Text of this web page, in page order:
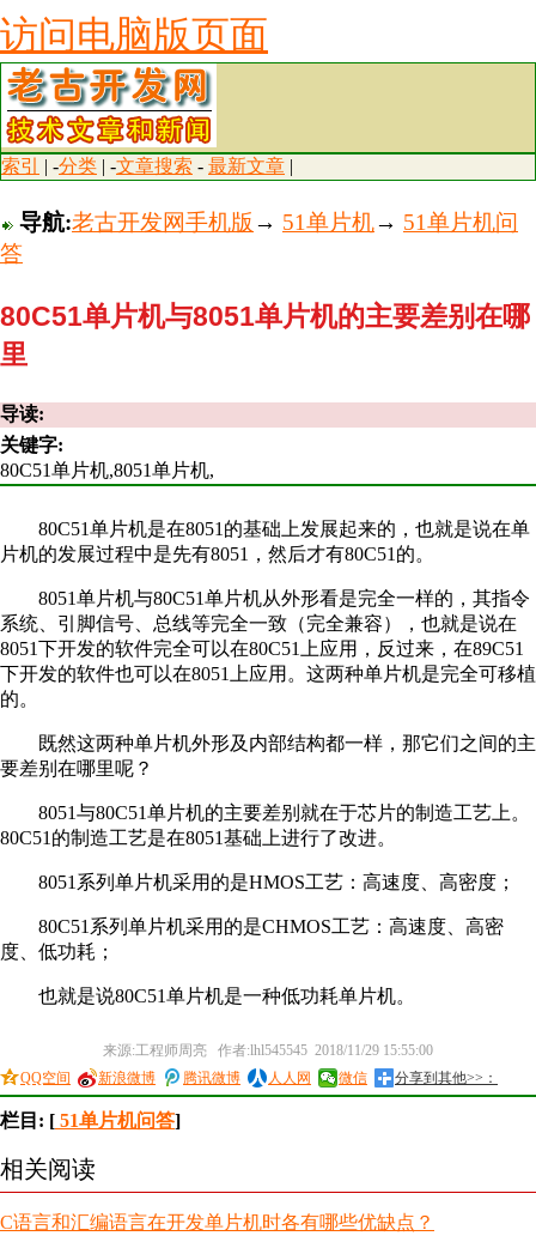
访问电脑版页面
索引 | -分类 | -文章搜索 - 最新文章 |
导航:老古开发网手机版 → 51单片机→ 51单片机问
答
80C51单片机与8051单片机的主要差别在哪
里
导读:
关键字:
80C51单片机,8051单片机,
80C51单片机是在8051的基础上发展起来的，也就是说在单
片机的发展过程中是先有8051，然后才有80C51的。
8051单片机与80C51单片机从外形看是完全一样的，其指令
系统、引脚信号、总线等完全一致（完全兼容），也就是说在
8051下开发的软件完全可以在80C51上应用，反过来，在89C51
下开发的软件也可以在8051上应用。这两种单片机是完全可移植
的。
既然这两种单片机外形及内部结构都一样，那它们之间的主
要差别在哪里呢？
8051与80C51单片机的主要差别就在于芯片的制造工艺上。
80C51的制造工艺是在8051基础上进行了改进。
8051系列单片机采用的是HMOS工艺：高速度、高密度；
80C51系列单片机采用的是CHMOS工艺：高速度、高密
度、低功耗；
也就是说80C51单片机是一种低功耗单片机。
来源:工程师周亮 作者:lhl545545 2018/11/29 15:55:00
QQ空间
新浪微博 腾讯微博 人人网 微信 分享到其他>>：
栏目: [ 51单片机问答]
相关阅读
C语言和汇编语言在开发单片机时各有哪些优缺点？